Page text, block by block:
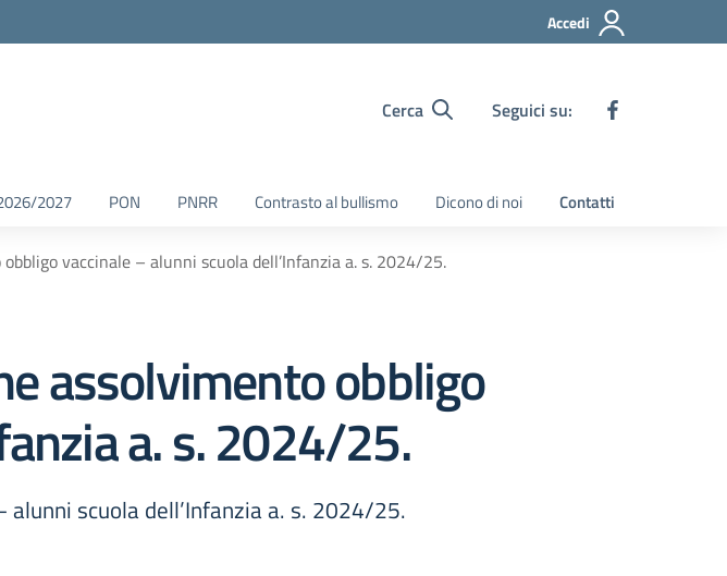
Accedi
Cerca Seguici su:
2027 PON PNRR Contrasto al bullismo Dicono di noi Contatti
vaccinale – alunni scuola dell’Infanzia a. s. 2024/25.
assolvimento obbligo
a. s. 2024/25.
scuola dell’Infanzia a. s. 2024/25.